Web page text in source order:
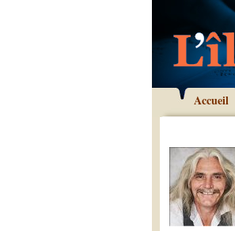
Accueil